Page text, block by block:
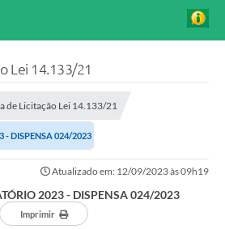
Lei 14.133/21
de Licitação Lei 14.133/21
- DISPENSA 024/2023
Atualizado em: 12/09/2023 às 09h19
2023 - DISPENSA 024/2023
Imprimir